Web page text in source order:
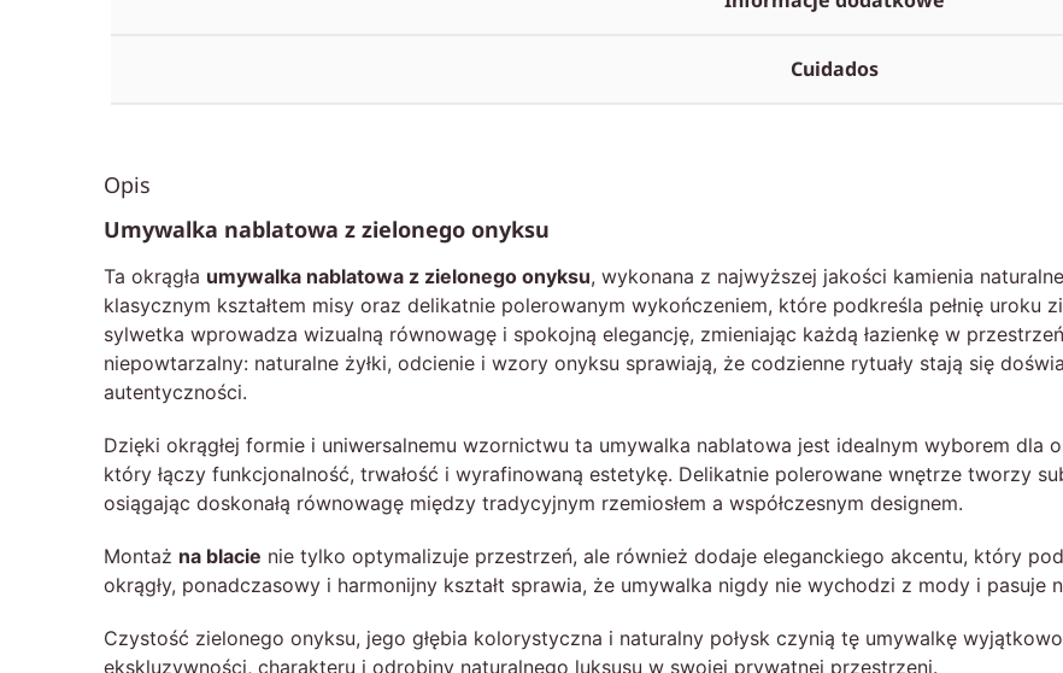
Cuidados
Opis
Umywalka nablatowa z zielonego onyksu
Ta okrągła umywalka nablatowa z zielonego onyksu, wykonana z najwyższej jakości kamienia
klasycznym kształtem misy oraz delikatnie polerowanym wykończeniem, które podkreśla pełnię uroku
sylwetka wprowadza wizualną równowagę i spokojną elegancję, zmieniając każdą łazienkę w
niepowtarzalny: naturalne żyłki, odcienie i wzory onyksu sprawiają, że codzienne rytuały stają się
autentyczności.
Dzięki okrągłej formie i uniwersalnemu wzornictwu ta umywalka nablatowa jest idealnym wyborem dla
który łączy funkcjonalność, trwałość i wyrafinowaną estetykę. Delikatnie polerowane wnętrze tworzy
osiągając doskonałą równowagę między tradycyjnym rzemiosłem a współczesnym designem.
Montaż na blacie nie tylko optymalizuje przestrzeń, ale również dodaje eleganckiego akcentu, który
okrągły, ponadczasowy i harmonijny kształt sprawia, że umywalka nigdy nie wychodzi z mody i pasuje
Czystość zielonego onyksu, jego głębia kolorystyczna i naturalny połysk czynią tę umywalkę
ekskluzywności, charakteru i odrobiny naturalnego luksusu w swojej prywatnej przestrzeni.